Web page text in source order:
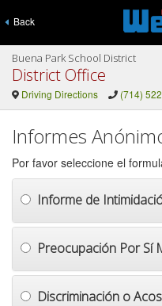
Back
Buena Park School District
District Office
Driving Directions (714)
Informes
Por favor seleccione el
Informe de
Preocupación Por Sí
Discriminación o